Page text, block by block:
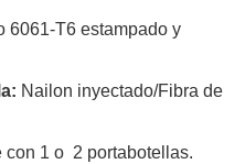
6061-T6 estampado y
Nailon inyectado/Fibra de
con 1 o 2 portabotellas.